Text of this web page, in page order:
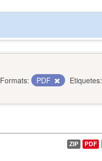
Formats: PDF
Etiquetes:
ZIP PDF